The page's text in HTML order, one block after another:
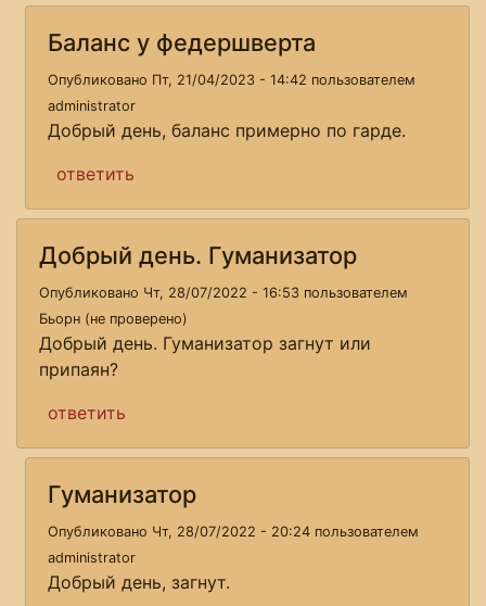
Баланс у федершверта
Опубликовано Пт, 21/04/2023 - 14:42 пользователем
administrator
Добрый день, баланс примерно по гарде.
ответить
Добрый день. Гуманизатор
Опубликовано Чт, 28/07/2022 - 16:53 пользователем
Бьорн (не проверено)
Добрый день. Гуманизатор загнут или
припаян?
ответить
Гуманизатор
Опубликовано Чт, 28/07/2022 - 20:24 пользователем
administrator
Добрый день, загнут.